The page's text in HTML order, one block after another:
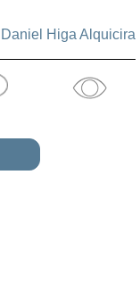
Daniel Higa Alquicira